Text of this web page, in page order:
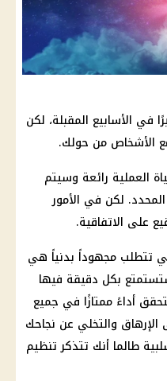
في الأسابيع المقبلة، لكن
الأشخاص من حولك.
العملية رائعة وسيتم
لكن في الأمور
على الاتفاقية.
تتطلب مجهوداً بدنياً هي
بكل دقيقة فيها
أداءً ممتازًا في جميع
والتخلي عن نجاحك
طالما أنك تتذكر تنظيم